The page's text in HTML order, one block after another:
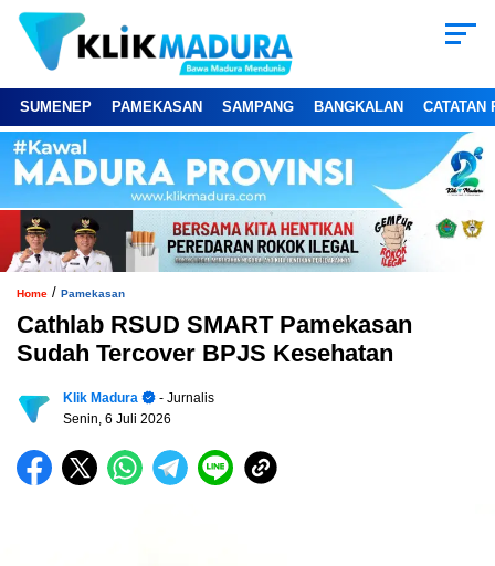
SUMENEP PAMEKASAN SAMPANG BANGKALAN CATATAN
Home / Pamekasan
Cathlab RSUD SMART Pamekasan
Sudah Tercover BPJS Kesehatan
Klik Madura
- Jurnalis
Senin, 6 Juli 2026